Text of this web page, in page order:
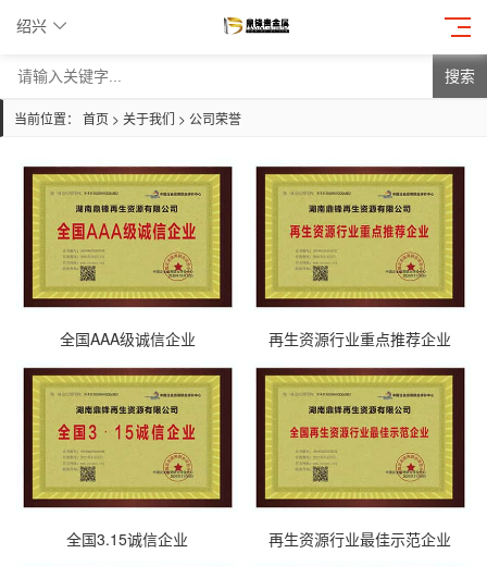
绍兴
搜索
当前位置： 首页 > 关于我们 > 公司荣誉
全国AAA级诚信企业 再生资源行业重点推荐企业
全国3.15诚信企业 再生资源行业最佳示范企业